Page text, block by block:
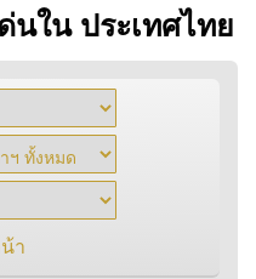
นใน ประเทศไทย
า